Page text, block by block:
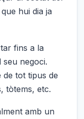
hui dia ja
fins a la
negoci.
de tot tipus de
tòtems, etc.
amb un